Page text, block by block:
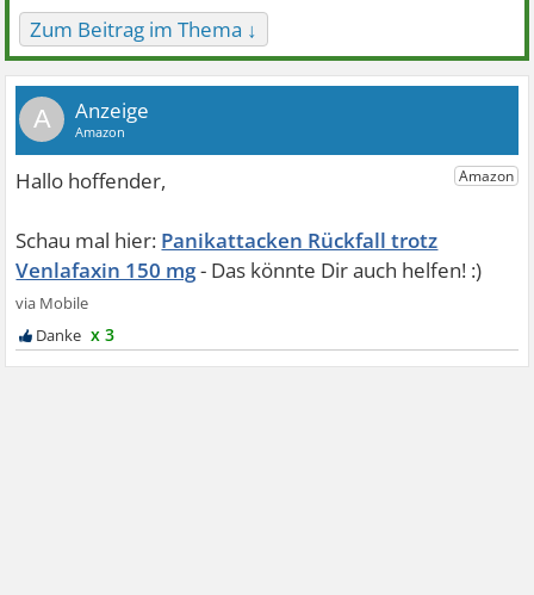
Zum Beitrag im Thema ↓
A
Panikattacken Rückfall trotz
Venlafaxin 150 mg
x 3